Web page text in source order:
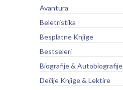
Avantura
Beletristika
Besplatne Knjige
Bestseleri
Biografije & Autobiografije
Dečije Knjige & Lektire